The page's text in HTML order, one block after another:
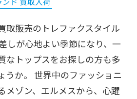
取販売のトレファクスタイル
しが心地よい季節になり、一
なトップスをお探しの方も多
うか。 世界中のファッショニ
メゾン、エルメスから、心躍